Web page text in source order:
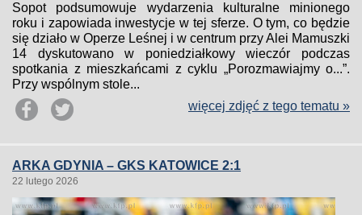
Sopot podsumowuje wydarzenia kulturalne minionego
roku i zapowiada inwestycje w tej sferze. O tym, co będzie
się działo w Operze Leśnej i w centrum przy Alei Mamuszki
14 dyskutowano w poniedziałkowy wieczór podczas
spotkania z mieszkańcami z cyklu „Porozmawiajmy o...”.
Przy wspólnym stole...
więcej zdjęć z tego tematu »
ARKA GDYNIA – GKS KATOWICE 2:1
22 lutego 2026